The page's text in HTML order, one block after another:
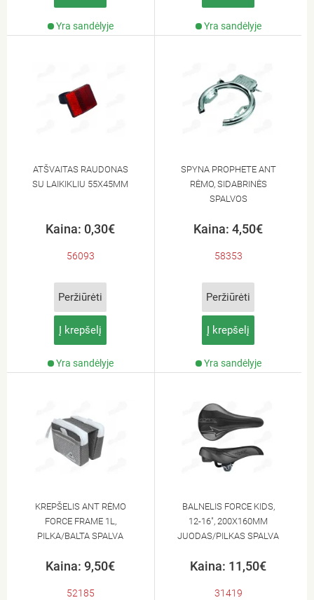
Yra sandėlyje Yra sandėlyje
ATŠVAITAS RAUDONAS
SU LAIKIKLIU 55X45MM
Kaina: 0,30€
56093
Peržiūrėti
Į krepšelį
Yra sandėlyje
SPYNA PROPHETE ANT
RĖMO, SIDABRINĖS
SPALVOS
Kaina: 4,50€
58353
Peržiūrėti
Į krepšelį
Yra sandėlyje
KREPŠELIS ANT RĖMO
FORCE FRAME 1L,
PILKA/BALTA SPALVA
Kaina: 9,50€
52185
BALNELIS FORCE KIDS,
12-16", 200X160MM
JUODAS/PILKAS SPALVA
Kaina: 11,50€
31419